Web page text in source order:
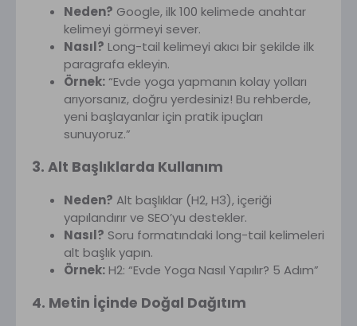
Neden? Google, ilk 100 kelimede anahtar
kelimeyi görmeyi sever.
Nasıl? Long-tail kelimeyi akıcı bir şekilde ilk
paragrafa ekleyin.
Örnek:“Evde yoga yapmanın kolay yolları
arıyorsanız, doğru yerdesiniz! Bu rehberde,
yeni başlayanlar için pratik ipuçları
sunuyoruz.”
3. Alt Başlıklarda Kullanım
Neden? Alt başlıklar (H2, H3), içeriği
yapılandırır ve SEO’yu destekler.
Nasıl? Soru formatındaki long-tail kelimeleri
alt başlık yapın.
Örnek: H2: “Evde Yoga Nasıl Yapılır? 5 Adım”
4. Metin İçinde Doğal Dağıtım